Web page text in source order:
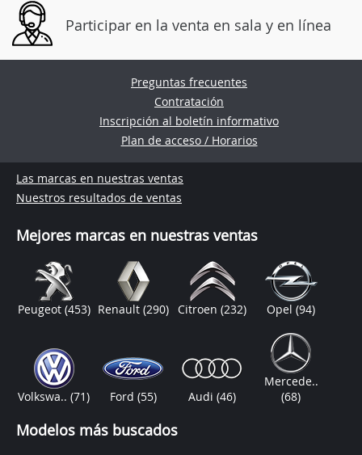
Participar en la venta en sala y en línea
Preguntas frecuentes
Contratación
Inscripción al boletín informativo
Plan de acceso / Horarios
Las marcas en nuestras ventas
Nuestros resultados de ventas
Mejores marcas en nuestras ventas
Peugeot (453) Renault (290) Citroen(232) Opel(94)
Volkswa..(71) Ford (55) Audi(46)
Mercede..
(68)
Modelos más buscados